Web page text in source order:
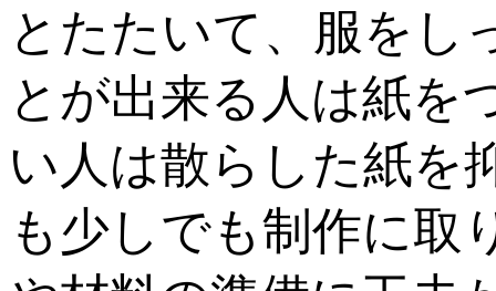
とたたいて、服をし
とが出来る人は紙を
い人は散らした紙を
も少しでも制作に取